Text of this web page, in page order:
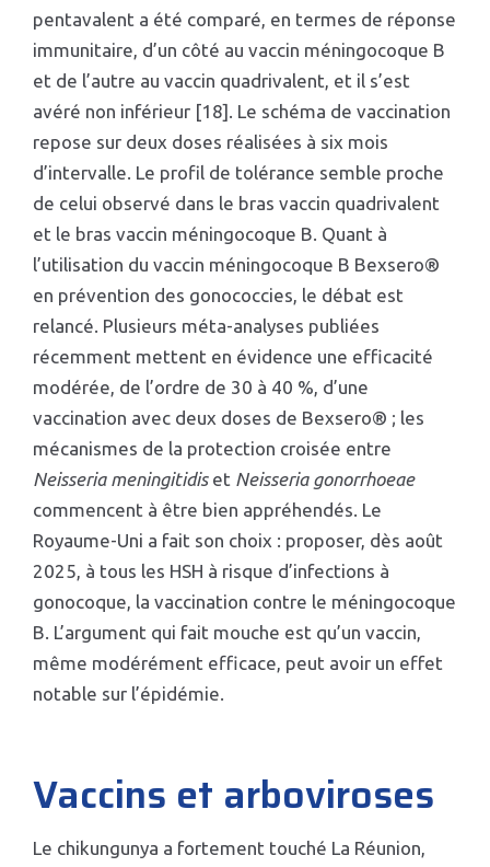
pentavalent a été comparé, en termes de réponse
immunitaire, d’un côté au vaccin méningocoque B
et de l’autre au vaccin quadrivalent, et il s’est
avéré non inférieur [18]. Le schéma de vaccination
repose sur deux doses réalisées à six mois
d’intervalle. Le profil de tolérance semble proche
de celui observé dans le bras vaccin quadrivalent
et le bras vaccin méningocoque B. Quant à
l’utilisation du vaccin méningocoque B Bexsero®
en prévention des gonococcies, le débat est
relancé. Plusieurs méta-analyses publiées
récemment mettent en évidence une efficacité
modérée, de l’ordre de 30 à 40 %, d’une
vaccination avec deux doses de Bexsero® ; les
mécanismes de la protection croisée entre
Neisseria meningitidiset Neisseria gonorrhoeae
commencent à être bien appréhendés. Le
Royaume-Uni a fait son choix : proposer, dès août
2025, à tous les HSH à risque d’infections à
gonocoque, la vaccination contre le méningocoque
B. L’argument qui fait mouche est qu’un vaccin,
même modérément efficace, peut avoir un effet
notable sur l’épidémie.
Vaccins et arboviroses
Le chikungunya a fortement touché La Réunion,